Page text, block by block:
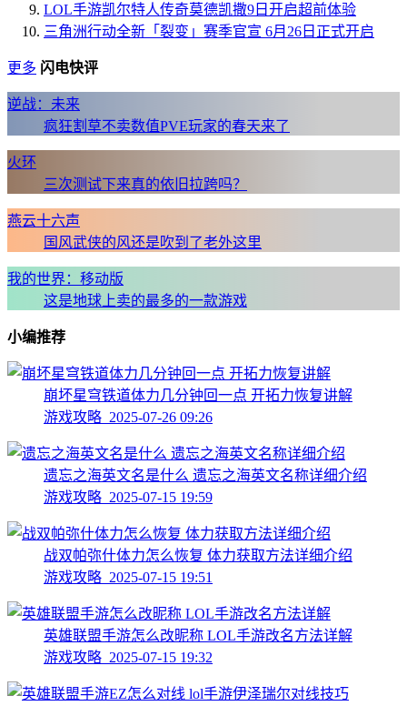
LOL手游凯尔特人传奇莫德凯撒9日开启超前体验
三角洲行动全新「裂变」赛季官宣 6月26日正式开启
更多 闪电快评
逆战：未来
疯狂割草不卖数值PVE玩家的春天来了
火环
三次测试下来真的依旧拉跨吗？
燕云十六声
国风武侠的风还是吹到了老外这里
我的世界：移动版
这是地球上卖的最多的一款游戏
小编推荐
崩坏星穹铁道体力几分钟回一点 开拓力恢复讲解
游戏攻略 2025-07-26 09:26
遗忘之海英文名是什么 遗忘之海英文名称详细介绍
游戏攻略 2025-07-15 19:59
战双帕弥什体力怎么恢复 体力获取方法详细介绍
游戏攻略 2025-07-15 19:51
英雄联盟手游怎么改昵称 LOL手游改名方法详解
游戏攻略 2025-07-15 19:32